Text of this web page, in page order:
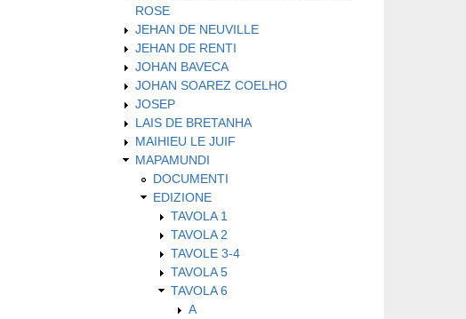
ROSE
JEHAN DE NEUVILLE
JEHAN DE RENTI
JOHAN BAVECA
JOHAN SOAREZ COELHO
JOSEP
LAIS DE BRETANHA
MAIHIEU LE JUIF
MAPAMUNDI
DOCUMENTI
EDIZIONE
TAVOLA 1
TAVOLA 2
TAVOLE 3-4
TAVOLA 5
TAVOLA 6
A